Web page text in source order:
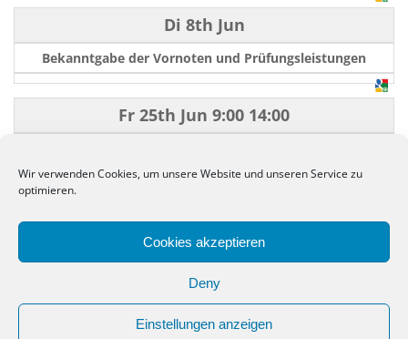
Wir verwenden Cookies, um unsere Website und unseren Service zu
optimieren.
Cookies akzeptieren
Deny
Einstellungen anzeigen
Di 8th Jun
Bekanntgabe der Vornoten und Prüfungsleistungen
Fr 25th Jun 9:00 14:00